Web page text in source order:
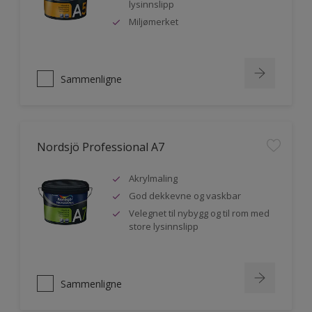
lysinnslipp
Miljømerket
Sammenligne
Nordsjö Professional A7
Akrylmaling
God dekkevne og vaskbar
Velegnet til nybygg og til rom med
store lysinnslipp
Sammenligne